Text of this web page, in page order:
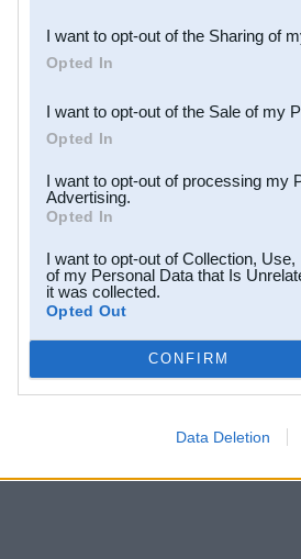
Downstream Participants
third parties.
I want to opt-out of the Sharing of
Opted In
I want to opt-out of the Sale of my
Opted In
I want to opt-out of processing my
Advertising.
Opted In
I want to opt-out of Collection,
of my Personal Data that Is
it was collected.
Opted Out
CONFIRM
Data Deletion